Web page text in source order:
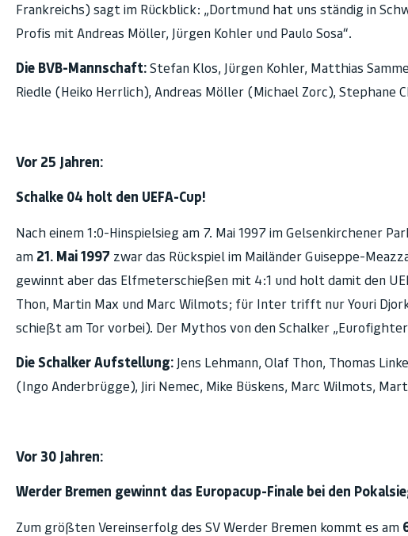
Frankreichs) sagt im Rückblick: „Dortmund hat uns ständig in
Profis mit Andreas Möller, Jürgen Kohler und Paulo Sosa“.
Die BVB-Mannschaft: Stefan Klos, Jürgen Kohler, Matthias
Riedle (Heiko Herrlich), Andreas Möller (Michael Zorc), Stephane
Vor 25 Jahren:
Schalke 04 holt den UEFA-Cup!
Nach einem 1:0-Hinspielsieg am 7. Mai 1997 im Gelsenkirchener
am 21. Mai 1997 zwar das Rückspiel im Mailänder Guiseppe-
gewinnt aber das Elfmeterschießen mit 4:1 und holt damit den
Thon, Martin Max und Marc Wilmots; für Inter trifft nur Youri
schießt am Tor vorbei). Der Mythos von den Schalker
Die Schalker Aufstellung: Jens Lehmann, Olaf Thon, Thomas
(Ingo Anderbrügge), Jiri Nemec, Mike Büskens, Marc Wilmots,
Vor 30 Jahren:
Werder Bremen gewinnt das Europacup-Finale bei den
Zum größten Vereinserfolg des SV Werder Bremen kommt es am